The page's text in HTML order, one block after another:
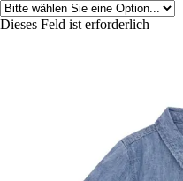
Dieses Feld ist erforderlich